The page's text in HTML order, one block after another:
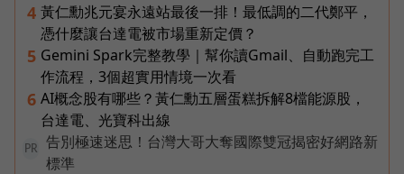
4 黃仁勳兆元宴永遠站最後一排！最低調的二代鄭平，
憑什麼讓台達電被市場重新定價？
5 Gemini Spark完整教學｜幫你讀Gmail、自動跑完工
作流程，3個超實用情境一次看
6 AI概念股有哪些？黃仁勳五層蛋糕拆解8檔能源股，
台達電、光寶科出線
PR
告別極速迷思！台灣大哥大奪國際雙冠揭密好網路新
標準